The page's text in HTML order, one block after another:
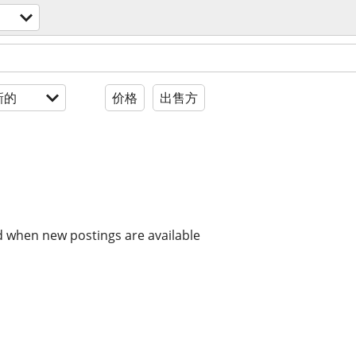
的 价格 出售方
new postings are available